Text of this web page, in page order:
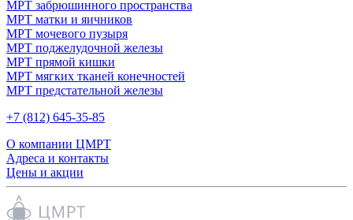
МРТ забрюшинного пространства
МРТ матки и яичников
МРТ мочевого пузыря
МРТ поджелудочной железы
МРТ прямой кишки
МРТ мягких тканей конечностей
МРТ предстательной железы
+7 (812) 645-35-85
О компании ЦМРТ
Адреса и контакты
Цены и акции